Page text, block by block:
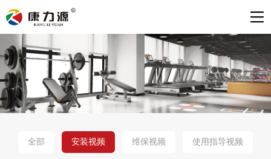
全部 安装视频 维保视频 使用指导视频